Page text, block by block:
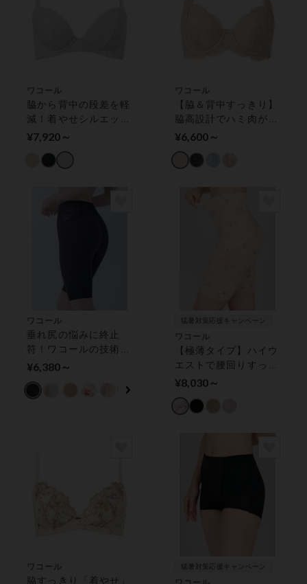
ワコール
脇から背中の段差を軽
減！着やせシルエット
に ３／４カップブラ
¥7,920～
ワコール
【脇＆背中すっきり】
脇高設計でハミ肉が目
立ちにくい ４／５カ
¥6,600～
ワコール
垂れ尻の悩みに終止
符！ワコールの技術を
体感【肌リフト】 ガ
¥6,380～
猛暑対策応援キャンペーン
ワコール
【極薄タイプ】ハイウ
エストで腰回りすっき
り ガードル（ロング
¥8,030～
ワコール
脇すっきり「着やせ」
猛暑対策応援キャンペーン